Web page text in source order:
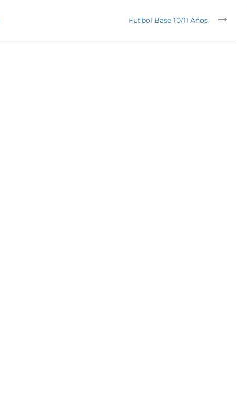
Futbol Base 10/11 Años